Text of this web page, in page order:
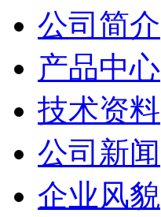
公司简介
产品中心
技术资料
公司新闻
企业风貌